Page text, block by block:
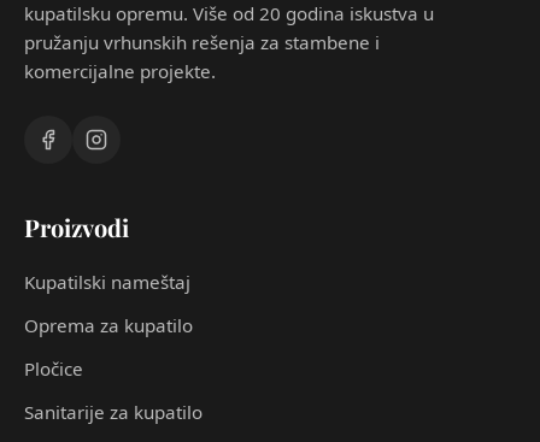
kupatilsku opremu. Više od 20 godina iskustva u
pružanju vrhunskih rešenja za stambene i
komercijalne projekte.
Proizvodi
Kupatilski nameštaj
Oprema za kupatilo
Pločice
Sanitarije za kupatilo